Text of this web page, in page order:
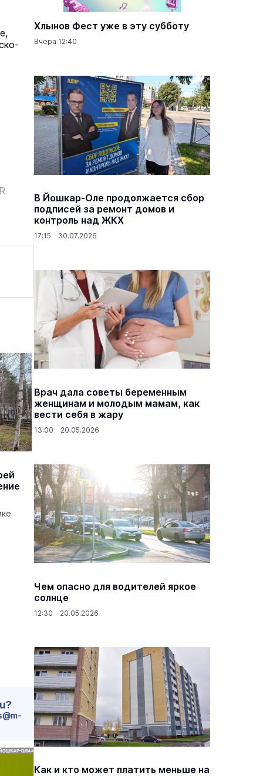
Хлынов Фест уже в эту субботу
Вчера 12:40
В Йошкар-Оле продолжается сбор
подписей за ремонт домов и
контроль над ЖКХ
17:15 30.07.2026
Врач дала советы беременным
женщинам и молодым мамам, как
вести себя в жару
13:00 20.05.2026
Чем опасно для водителей яркое
солнце
12:30 20.05.2026
Как и кто может платить меньше на